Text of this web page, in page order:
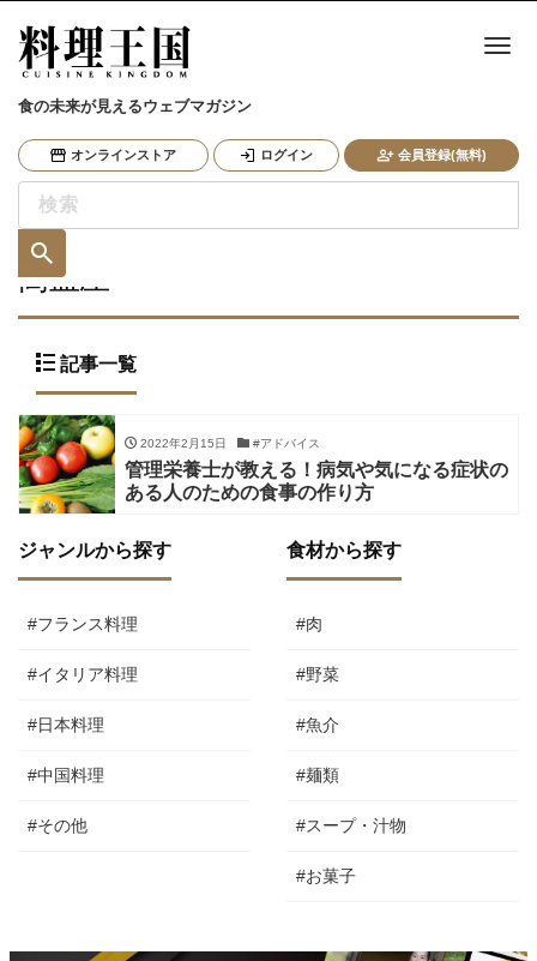
食の未来が見えるウェブマガジン
オンラインストア ログイン 会員登録(無料)
ナ
高血圧
記事一覧
2022年2月15日 #アドバイス
管理栄養士が教える！病気や気になる症状の
ある人のための食事の作り方
ジャンルから探す
#フランス料理
#イタリア料理
#日本料理
#中国料理
#その他
食材から探す
#肉
#野菜
#魚介
#麺類
#スープ・汁物
#お菓子